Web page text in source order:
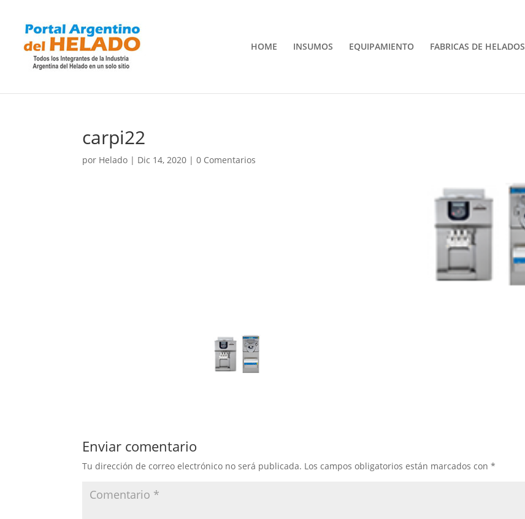
HOME INSUMOS EQUIPAMIENTO FABRICAS DE HELADOS
carpi22
por Helado | Dic 14, 2020 |0 Comentarios
Enviar comentario
Tu dirección de correo electrónico no será publicada. Los campos obligatorios están marcados con*